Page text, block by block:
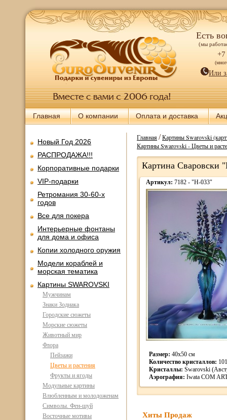
Есть
(мы
+7
Или
Главная О компании Оплата и доставка
Новый Год 2026
РАСПРОДАЖА!!!
Корпоративные подарки
VIP-подарки
Ретромания 30-60-х
годов
Все для покера
Интерьерные фонтаны
для дома и офиса
Копии холодного оружия
Модели кораблей и
морская тематика
Картины SWAROVSKI
Мужчинам
Знаки Зодиака
Городские сюжеты
Морские сюжеты
Животный мир
Флора
Пейзажи
Цветы и растения
Фрукты и ягоды
Модульные картины
Влюбленным и молодоженам
Символы. Фен-шуй
Восточные мотивы
Главная/Картины Swarovski
Картины Swarovski - Цветы и
Картина Сваровски
Артикул: 7182 - "Н-033"
Размер: 40х50 см
Количество кристаллов:
Кристаллы: Swarovski
Аэрография: Iwata COM
Хиты Продаж